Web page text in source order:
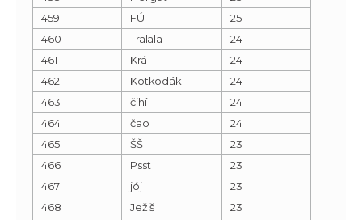
459
FÚ
25
460
Tralala
24
461
Krá
24
462
Kotkodák
24
463
čihí
24
464
čao
24
465
ŠŠ
23
466
Psst
23
467
jój
23
468
Ježiš
23